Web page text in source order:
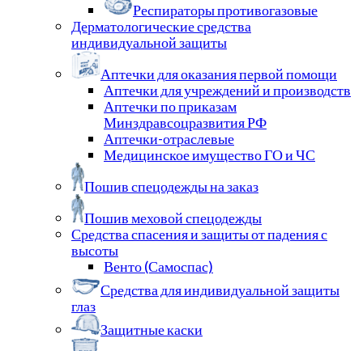
Респираторы противогазовые
Дерматологические средства
индивидуальной защиты
Аптечки для оказания первой помощи
Аптечки для учреждений и производств
Аптечки по приказам
Минздравсоцразвития РФ
Аптечки-отраслевые
Медицинское имущество ГО и ЧС
Пошив спецодежды на заказ
Пошив меховой спецодежды
Средства спасения и защиты от падения с
высоты
Венто (Самоспас)
Средства для индивидуальной защиты
глаз
Защитные каски